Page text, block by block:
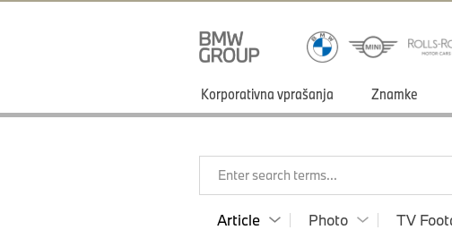
Korporativna vprašanja Znamke
Enter search terms...
Article Photo TV